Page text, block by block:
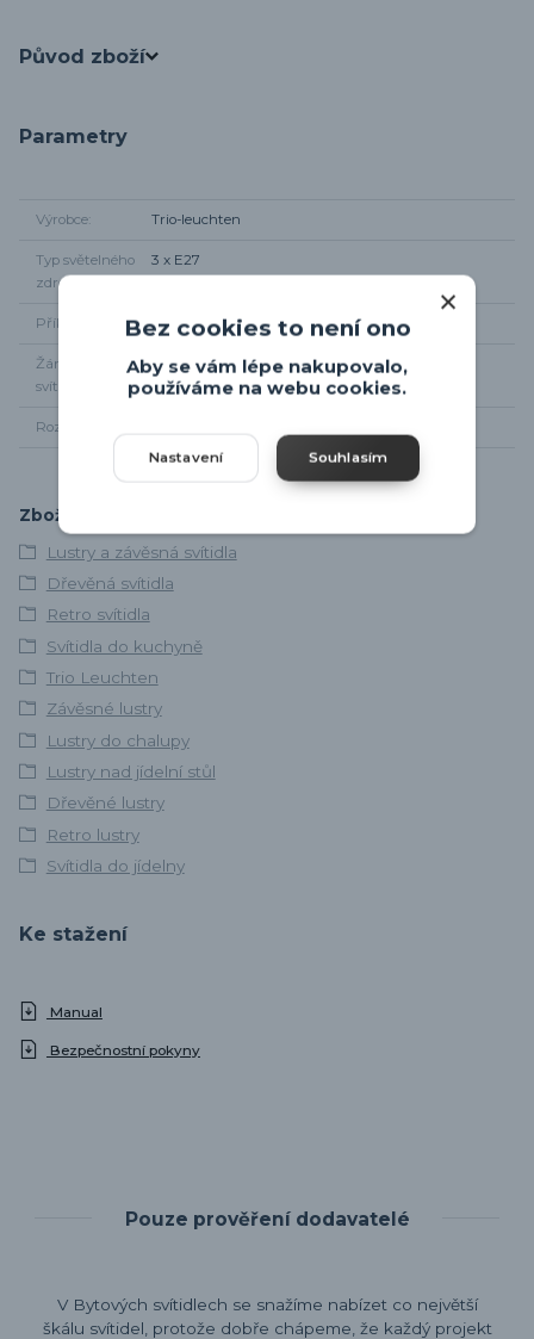
Původ zboží
Parametry
Výrobce Trio-leuchten
Typ světelného
zdroje
3 x E27
Příkon 3 x max 10W
Žárovky součástí
svítidla
Ne
Rozměr svítidla
Zboží zařazeno v kategoriích
Lustry a závěsná svítidla
Dřevěná svítidla
Retro svítidla
Svítidla do kuchyně
Trio Leuchten
Závěsné lustry
Lustry do chalupy
Lustry nad jídelní stůl
Dřevěné lustry
Retro lustry
Svítidla do jídelny
Ke stažení
Manual
Bezpečnostní pokyny
Pouze prověření dodavatelé
V Bytových svítidlech se snažíme nabízet co největší
škálu svítidel, protože dobře chápeme, že každý projekt
Bez cookies to není ono
Aby se vám lépe nakupovalo,
používáme na webu cookies.
Nastavení Souhlasím